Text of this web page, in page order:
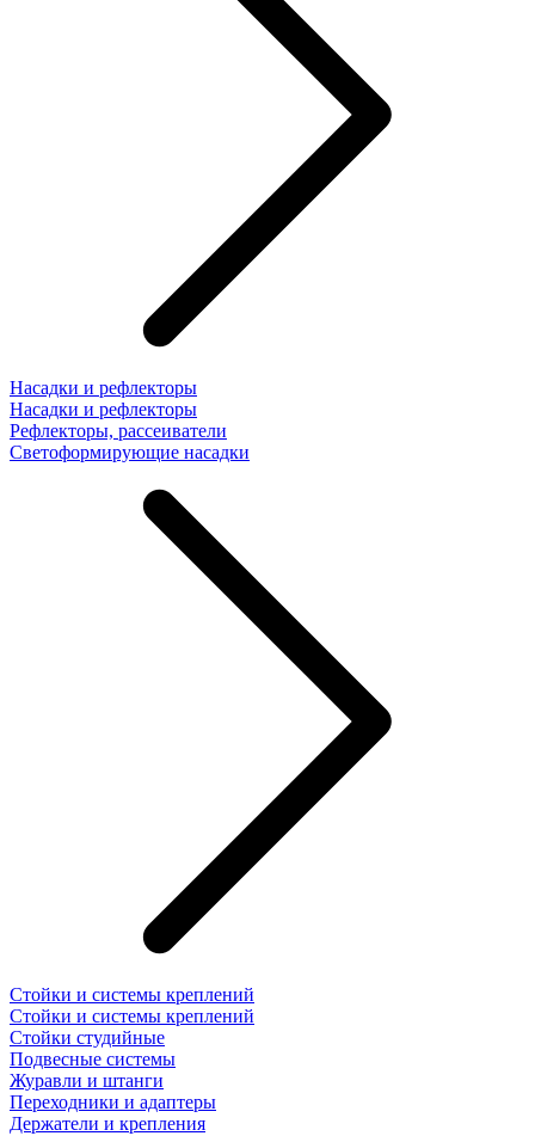
Насадки и рефлекторы
Насадки и рефлекторы
Рефлекторы, рассеиватели
Светоформирующие насадки
Стойки и системы креплений
Стойки и системы креплений
Стойки студийные
Подвесные системы
Журавли и штанги
Переходники и адаптеры
Держатели и крепления